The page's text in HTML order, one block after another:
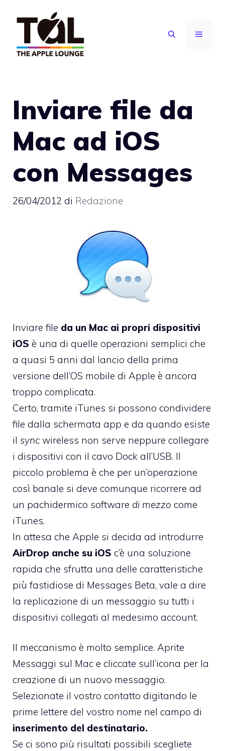
contenuto
MENU
Inviare file da
Mac ad iOS
con Messages
26/04/2012 di Redazione
Inviare file da un Mac ai propri dispositivi
iOS è una di quelle operazioni semplici che
a quasi 5 anni dal lancio della prima
versione dell’OS mobile di Apple è ancora
troppo complicata.
Certo, tramite iTunes si possono condividere
file dalla schermata app e da quando esiste
il sync wireless non serve neppure collegare
i dispositivi con il cavo Dock all’USB. Il
piccolo problema è che per un’operazione
così banale si deve comunque ricorrere ad
un pachidermico software di mezzo come
iTunes.
In attesa che Apple si decida ad introdurre
AirDrop anche su iOS c’è una soluzione
rapida che sfrutta una delle caratteristiche
più fastidiose di Messages Beta, vale a dire
la replicazione di un messaggio su tutti i
dispositivi collegati al medesimo account.
Il meccanismo è molto semplice. Aprite
Messaggi sul Mac e cliccate sull’icona per la
creazione di un nuovo messaggio.
Selezionate il vostro contatto digitando le
prime lettere del vostro nome nel campo di
inserimento del destinatario.
Se ci sono più risultati possibili scegliete